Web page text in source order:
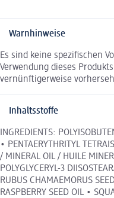
Warnhinweise
Es sind keine spezifischen
Verwendung dieses
vernünftigerweise
Inhaltsstoffe
INGREDIENTS:
• PENTAERYTHRITYL
/ MINERAL OIL / HUILE
POLYGLYCERYL-3
RUBUS CHAMAEMORUS
RASPBERRY SEED OIL •